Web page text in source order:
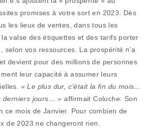
promises à votre sort en 2023. Dès
les lieux de ventes, dans tous les
valse des étiquettes et des tarifs porter
selon vos ressources. La prospérité n’a
devient pour des millions de personnes
leur capacité à assumer leurs
« Le plus dur, c’était la fin du mois…
derniers jours… » affirmait Coluche. Son
ce mois de Janvier. Pour combien de
de 2023 ne changeront rien.